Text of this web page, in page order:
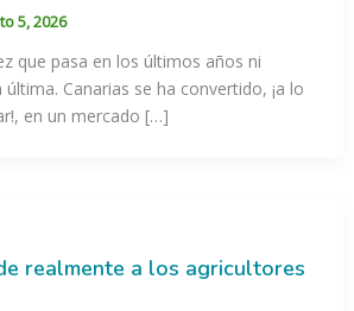
5, 2026
que pasa en los últimos años ni
Canarias se ha convertido, ¡a lo
en un mercado […]
realmente a los agricultores